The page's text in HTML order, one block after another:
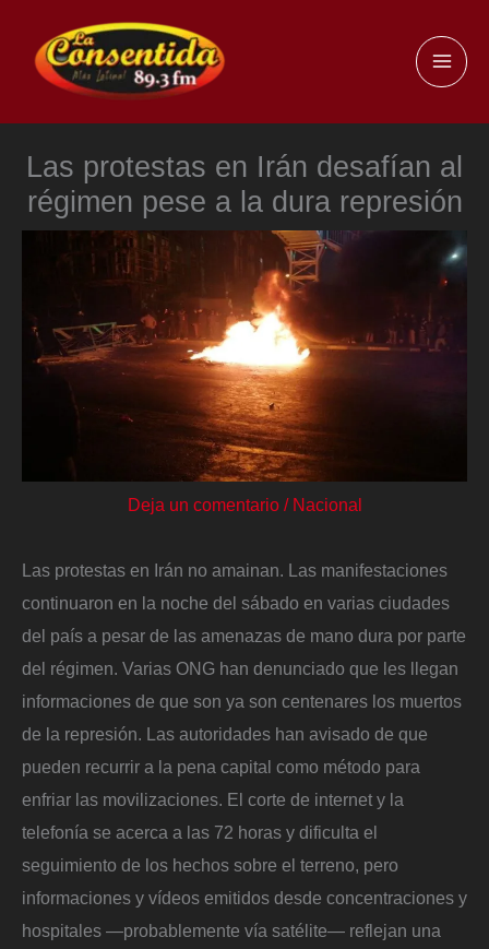
contenido
Las protestas en Irán desafían al
régimen pese a la dura represión
Deja un comentario / Nacional
Las protestas en Irán no amainan. Las manifestaciones
continuaron en la noche del sábado en varias ciudades
del país a pesar de las amenazas de mano dura por parte
del régimen. Varias ONG han denunciado que les llegan
informaciones de que son ya son centenares los muertos
de la represión. Las autoridades han avisado de que
pueden recurrir a la pena capital como método para
enfriar las movilizaciones. El corte de internet y la
telefonía se acerca a las 72 horas y dificulta el
seguimiento de los hechos sobre el terreno, pero
informaciones y vídeos emitidos desde concentraciones y
hospitales ―probablemente vía satélite― reflejan una